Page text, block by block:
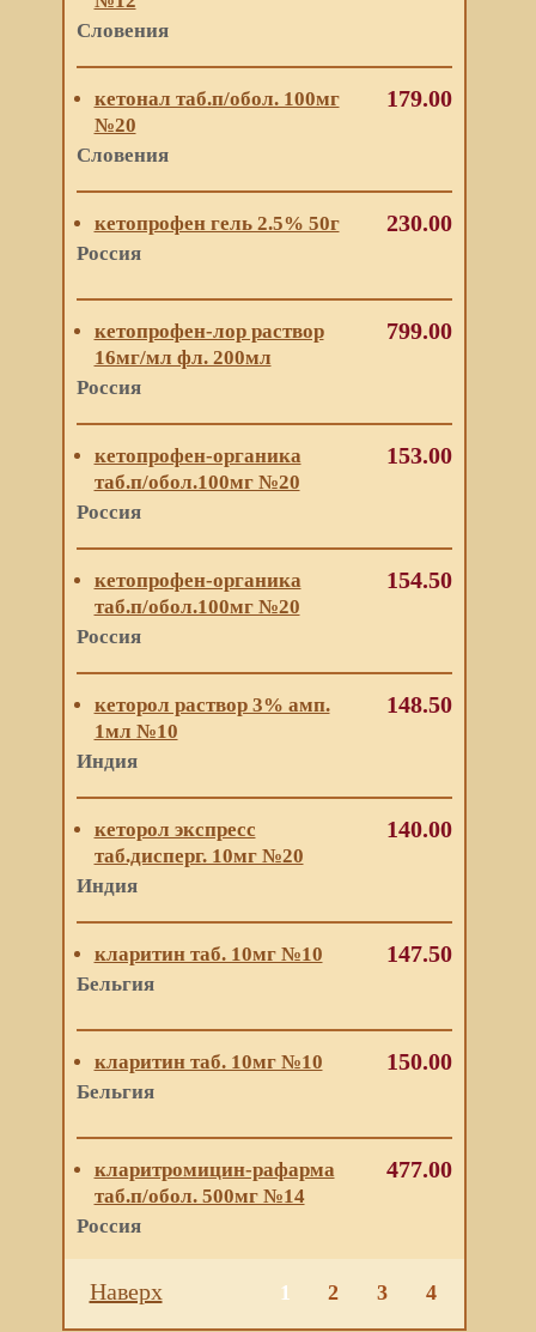
Словения
кетонал таб.п/обол. 100мг
№20
Словения
179.00
кетопрофен гель 2.5% 50г
Россия
230.00
кетопрофен-лор раствор
16мг/мл фл. 200мл
Россия
799.00
кетопрофен-органика
таб.п/обол.100мг №20
Россия
153.00
кетопрофен-органика
таб.п/обол.100мг №20
Россия
154.50
кеторол раствор 3% амп.
1мл №10
Индия
148.50
кеторол экспресс
таб.дисперг. 10мг №20
Индия
140.00
кларитин таб. 10мг №10
Бельгия
147.50
кларитин таб. 10мг №10
Бельгия
150.00
кларитромицин-рафарма
таб.п/обол. 500мг №14
Россия
477.00
Наверх 1 2 3 4